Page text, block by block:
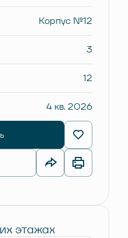
Корпус №12
3
12
4 кв. 2026
этажах